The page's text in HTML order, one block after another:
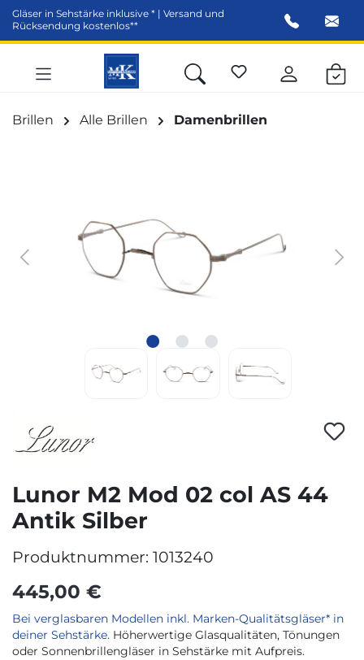
springen
Gläser in Sehstärke inklusive * | Versand und
Rücksendung kostenlos**
Brillen Alle Brillen Damenbrillen
Lunor M2 Mod 02 col AS 44
Antik Silber
Produktnummer: 1013240
445,00 €
Bei verglasbaren Modellen inkl. Marken-Qualitätsgläser* in
deiner Sehstärke. Höherwertige Glasqualitäten, Tönungen
oder Sonnenbrillengläser in Sehstärke mit Aufpreis.